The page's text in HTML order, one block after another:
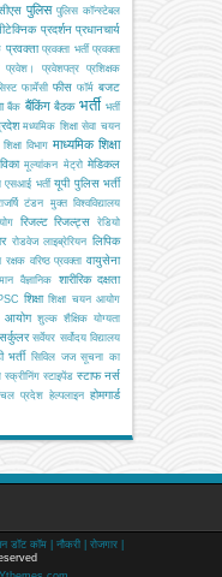
पुलिस पुलिस कॉन्स्टेबल
प्रदर्शन प्रधानचार्य
प्रवक्ता प्रवक्ता भर्ती प्रवक्ता
प्रवेश। प्रवेशपत्र प्रशिक्षक
फार्मेसी फीस फॉर्म बजट
बैंक बैंकिंग बैठक भर्ती भर्ती
मध्यमिक शिक्षा सेवा चयन
विभाग माध्यमिक शिक्षा
मूल्यांकन मेट्रो मेडिकल
एसआई भर्ती यूपी पुलिस भर्ती
टंडन मुक्त विश्वविद्यालय
रिजल्ट रिजल्ट्स
रेडियो
रोडवेज लाइब्रेरियन लिपिक
रक्षक वरिष्ठ प्रवक्ता वायुसेना
वैज्ञानिक
शारीरिक दक्षता
शिक्षा शिक्षा चयन आयोग
आयोग शुल्क शैक्षिक योग्यता
सर्कुलर सर्वेयर सर्वोदय विद्यालय
भर्ती सिविल जज सूचना का
स्क्रीनिंग स्टाइपेंड स्टाफ नर्स
प्रदेश हेल्पलाइन होमगार्ड
कॉम | नौकरी | रोजगार |